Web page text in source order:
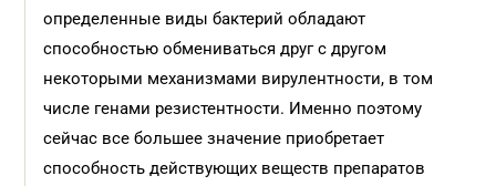
определенные виды бактерий обладают
способностью обмениваться друг с другом
некоторыми механизмами вирулентности, в том
числе генами резистентности. Именно поэтому
сейчас все большее значение приобретает
способность действующих веществ препаратов